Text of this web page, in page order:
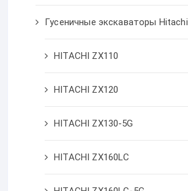
Гусеничные экскаваторы Hitachi
HITACHI ZX110
HITACHI ZX120
HITACHI ZX130-5G
HITACHI ZX160LC